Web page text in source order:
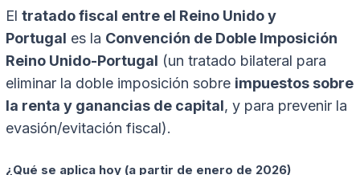
El tratado fiscal entre el Reino Unido y
Portugal es la Convención de Doble Imposición
Reino Unido-Portugal (un tratado bilateral para
eliminar la doble imposición sobre impuestos sobre
la renta y ganancias de capital, y para prevenir la
evasión/evitación fiscal).
¿Qué se aplica hoy (a partir de enero de 2026)